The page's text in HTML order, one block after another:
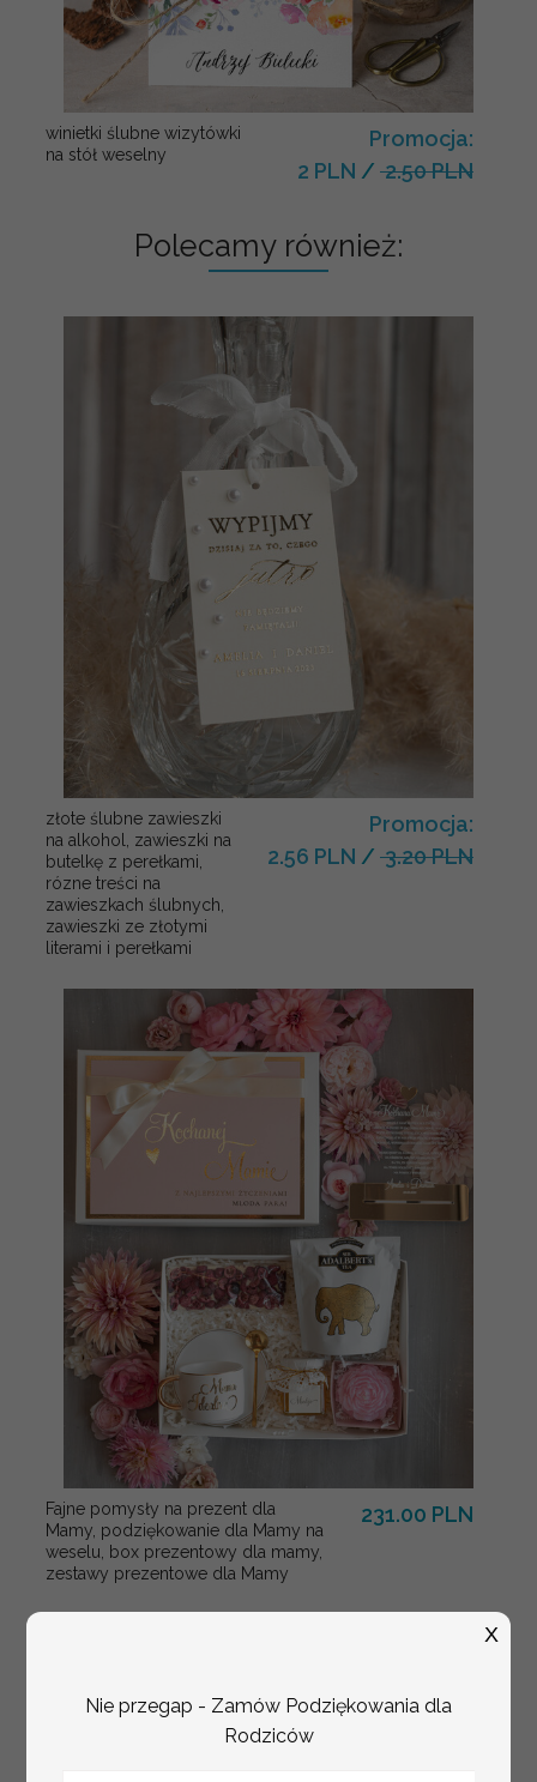
winietki ślubne wizytówki
na stół weselny
Promocja:
2 PLN / 2.50 PLN
Polecamy również:
złote ślubne zawieszki
na alkohol, zawieszki na
butelkę z perełkami,
rózne treści na
zawieszkach ślubnych,
zawieszki ze złotymi
literami i perełkami
Promocja:
2.56 PLN / 3.20 PLN
Fajne pomysły na prezent dla
Mamy, podziękowanie dla Mamy na
weselu, box prezentowy dla mamy,
zestawy prezentowe dla Mamy
231.00 PLN
Nie przegap - Zamów Podziękowania dla
Rodziców
X